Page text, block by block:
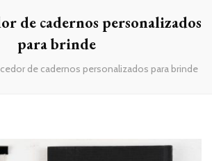
de cadernos personalizados
para brinde
de cadernos personalizados para brinde